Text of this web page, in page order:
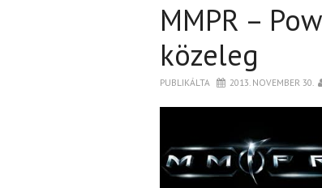
MMPR –
közeleg
PUBLIKÁLTA 2013. NOVEMBER 30.